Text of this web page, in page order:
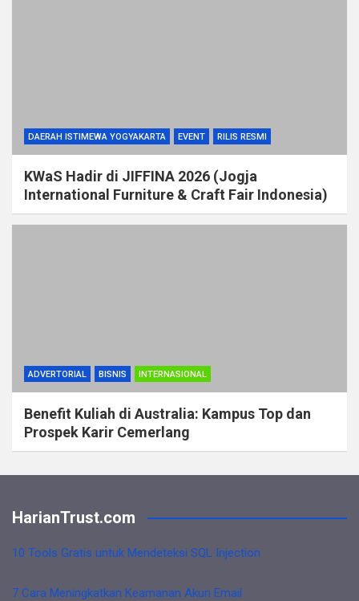
DAERAH ISTIMEWA YOGYAKARTA EVENT RILIS RESMI
KWaS Hadir di JIFFINA 2026 (Jogja
International Furniture & Craft Fair Indonesia)
ADVERTORIAL BISNIS INTERNASIONAL
Benefit Kuliah di Australia: Kampus Top dan
Prospek Karir Cemerlang
HarianTrust.com
10 Tools Gratis untuk Mendeteksi SQL Injection
7 Cara Meningkatkan Keamanan Akun Email